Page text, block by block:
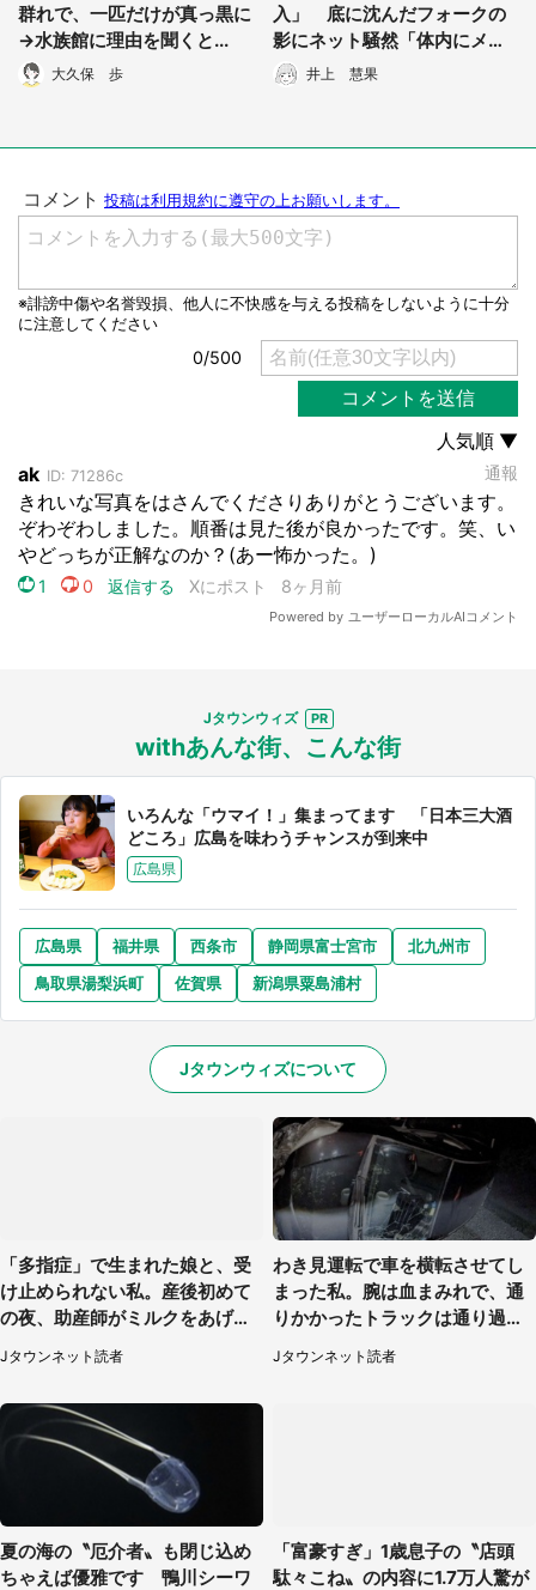
群れで、一匹だけが真っ黒に
→水族館に理由を聞くと...
大久保 歩
入」 底に沈んだフォークの
影にネット騒然「体内にメス
忘れた回」「ブラック・ジャ
ックで見た」
井上 慧果
Jタウンウィズ
withあんな街、こんな街
いろんな「ウマイ！」集まってます 「日本三大酒
どころ」広島を味わうチャンスが到来中
広島県
広島県 福井県 西条市 静岡県富士宮市
北九州市
鳥取県湯梨浜町
佐賀県 新潟県粟島浦村
Jタウンウィズについて
「多指症」で生まれた娘と、受
け止められない私。産後初めて
の夜、助産師がミルクをあげて
るのを見て...（静岡県・20代女
性）
Jタウンネット読者
わき見運転で車を横転させてし
まった私。腕は血まみれで、通
りかかったトラックは通り過ぎ
ていき...（福岡県・30代女性）
Jタウンネット読者
夏の海の〝厄介者〟も閉じ込め
ちゃえば優雅です 鴨川シーワ
「富豪すぎ」1歳息子の〝店頭
駄々こね〟の内容に1.7万人驚が